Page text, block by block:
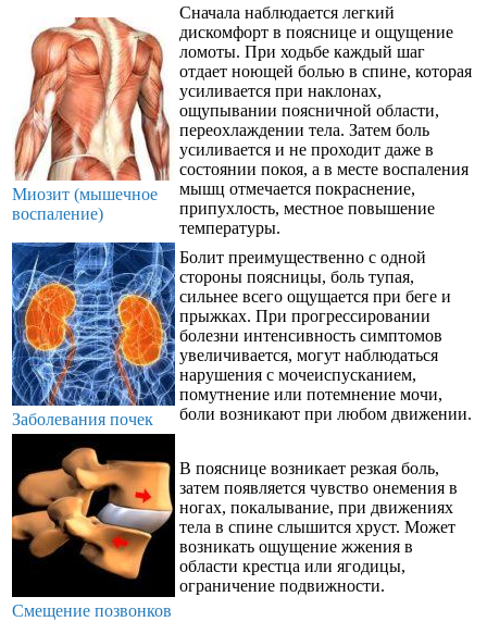
Миозит (мышечное
воспаление)
Сначала наблюдается легкий
дискомфорт в пояснице и ощущение
ломоты. При ходьбе каждый шаг
отдает ноющей болью в спине, которая
усиливается при наклонах,
ощупывании поясничной области,
переохлаждении тела. Затем боль
усиливается и не проходит даже в
состоянии покоя, а в месте воспаления
мышц отмечается покраснение,
припухлость, местное повышение
температуры.
Заболевания почек
Болит преимущественно с одной
стороны поясницы, боль тупая,
сильнее всего ощущается при беге и
прыжках. При прогрессировании
болезни интенсивность симптомов
увеличивается, могут наблюдаться
нарушения с мочеиспусканием,
помутнение или потемнение мочи,
боли возникают при любом движении.
Смещение позвонков
В пояснице возникает резкая боль,
затем появляется чувство онемения в
ногах, покалывание, при движениях
тела в спине слышится хруст. Может
возникать ощущение жжения в
области крестца или ягодицы,
ограничение подвижности.